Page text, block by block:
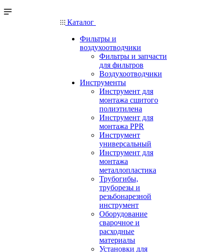
Каталог
Фильтры и
воздухоотводчики
Фильтры и запчасти
для фильтров
Воздухоотводчики
Инструменты
Инструмент для
монтажа сшитого
полиэтилена
Инструмент для
монтажа PPR
Инструмент
универсальный
Инструмент для
монтажа
металлопластика
Трубогибы,
труборезы и
резьбонарезной
инструмент
Оборудование
сварочное и
расходные
материалы
Установки для